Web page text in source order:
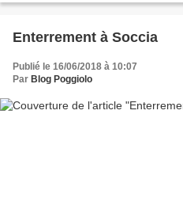
Enterrement à Soccia
Publié le 16/06/2018 à 10:07
Par Blog Poggiolo